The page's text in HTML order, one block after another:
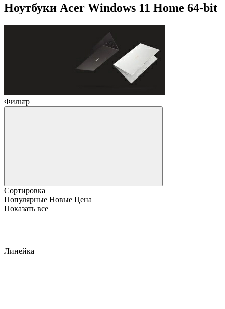
Ноутбуки Acer Windows 11 Home 64-bit
Фильтр
Сортировка
Популярные Новые Цена
Показать все
Линейка